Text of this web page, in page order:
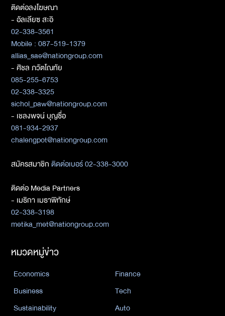
ติดต่อลงโฆษณา
- อัลเลียซ สะอิ
02-338-3561
Mobile : 087-519-1379
allias_sae@nationgroup.com
- ศิชล ภวัตโณทัย
085-255-6753
02-338-3325
sichol_paw@nationgroup.com
- เชลงพจน์ บุญซื่อ
081-934-2937
chalengpot@nationgroup.com
สมัครสมาชิกติดต่อเบอร์ 02-338-3000
ติดต่อ Media Partners
- เมธิกา เมธาพิทักษ์
02-338-3198
metika_met@nationgroup.com
หมวดหมู่ข่าว
Economics
Finance
Business
Tech
Sustainability
Auto